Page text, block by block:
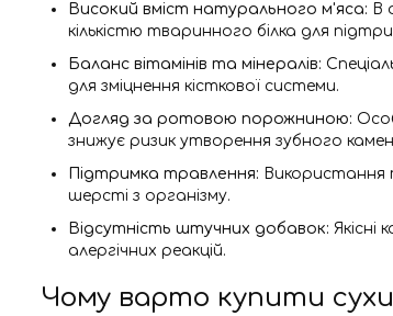
Високий вміст натурального м'яса: В
кількістю тваринного білка для
Баланс вітамінів та мінералів:
для зміцнення кісткової системи.
Догляд за ротовою порожниною:
знижує ризик утворення зубного
Підтримка травлення: Використання
шерсті з організму.
Відсутність штучних добавок:
алергічних реакцій.
Чому варто купити